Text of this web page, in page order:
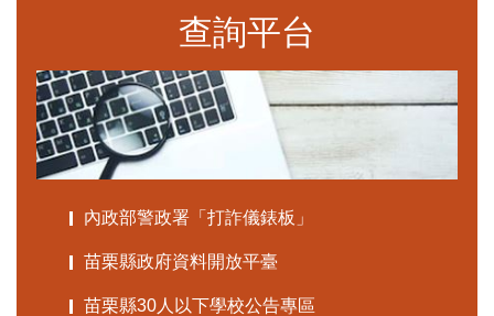
查詢平台
內政部警政署「打詐儀錶板」
苗栗縣政府資料開放平臺
苗栗縣30人以下學校公告專區